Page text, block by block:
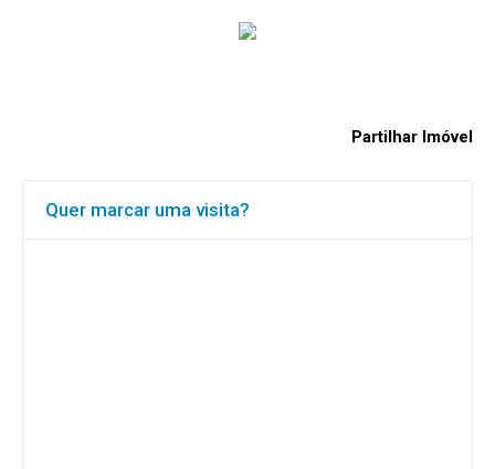
Partilhar Imóvel
Quer marcar uma visita?